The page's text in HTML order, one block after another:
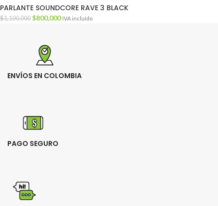
PARLANTE SOUNDCORE RAVE 3 BLACK
$1,100,000 $800,000 IVA incluído
ENVÍOS EN COLOMBIA
PAGO SEGURO